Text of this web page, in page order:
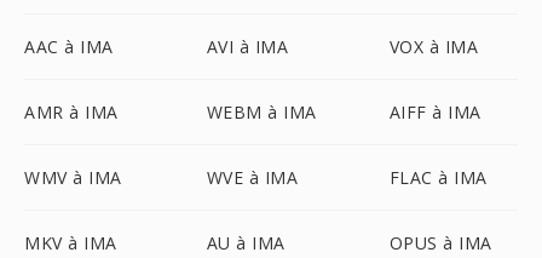
AAC à IMA AVI à IMA VOX à IMA
AMR à IMA WEBM à IMA AIFF à IMA
WMV à IMA WVE à IMA FLAC à IMA
MKV à IMA AU à IMA OPUS à IMA